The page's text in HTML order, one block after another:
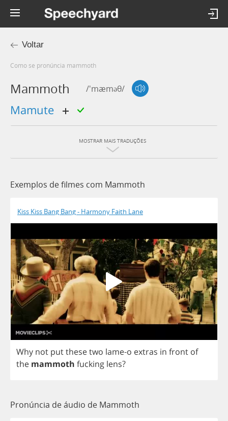
Voltar
Como se pronúncia mammoth
Mammoth /'mæməθ/
mamute
MOSTRAR MAIS TRADUÇÕES
Exemplos de filmes com Mammoth
Kiss Kiss Bang Bang - Harmony Faith Lane
Why not putthesetwo lame-o extras in front of
the mammoth fucking lens?
Pronúncia de áudio de Mammoth